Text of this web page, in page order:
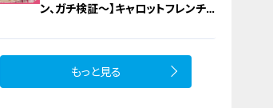
ン、ガチ検証～】キャロットフレンチ
もっと見る